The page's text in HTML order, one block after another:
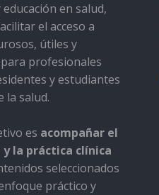
en salud,
el acceso a
útiles y
profesionales
y estudiantes
la salud.
es acompañar el
la práctica clínica
seleccionados
práctico y